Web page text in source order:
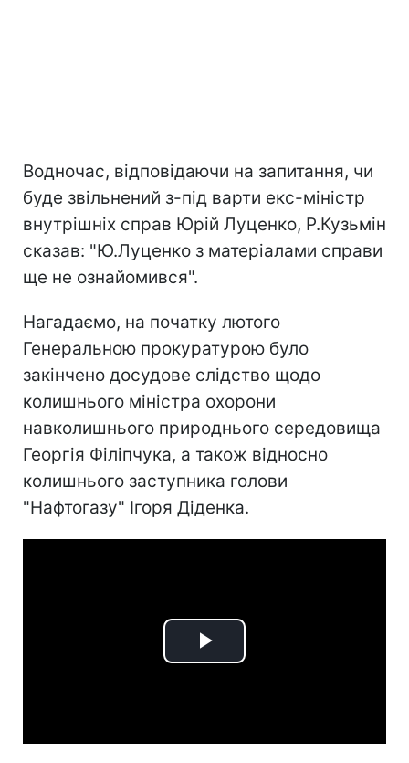
Водночас, відповідаючи на запитання, чи
буде звільнений з-під варти екс-міністр
внутрішніх справ Юрій Луценко, Р.Кузьмін
сказав: "Ю.Луценко з матеріалами справи
ще не ознайомився".
Нагадаємо, на початку лютого
Генеральною прокуратурою було
закінчено досудове слідство щодо
колишнього міністра охорони
навколишнього природнього середовища
Георгія Філіпчука, а також відносно
колишнього заступника голови
"Нафтогазу" Ігоря Діденка.
Play